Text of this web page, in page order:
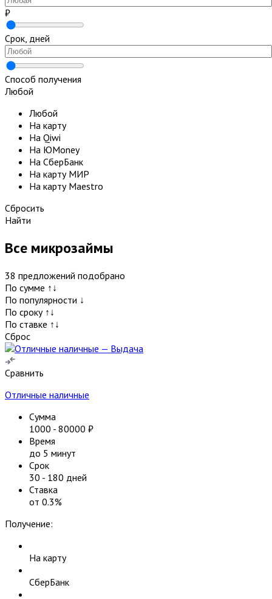
₽
Срок, дней
Способ получения
Любой
Любой
На карту
На Qiwi
На ЮMoney
На СберБанк
На карту МИР
На карту Maestro
Сбросить
Найти
Все микрозаймы
38 предложений подобрано
По сумме ↑↓
По популярности ↓
По сроку ↑↓
По ставке ↑↓
Сброс
Сравнить
Отличные наличные
Сумма
1000 - 80000 ₽
Время
до 5 минут
Срок
30 - 180 дней
Ставка
от 0.3%
Получение:
На карту
СберБанк